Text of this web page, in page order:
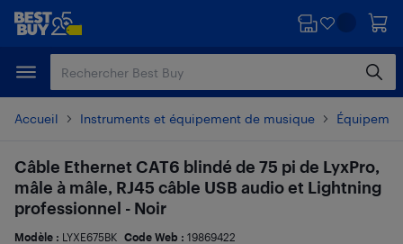
Passer
principal
Passer
Accueil Instruments et équipement de musique
Câble Ethernet CAT6 blindé de 75 pi de LyxPro,
mâle à mâle, RJ45 câble USB audio et Lightning
professionnel - Noir
Modèle : LYXE675BK Code Web : 19869422